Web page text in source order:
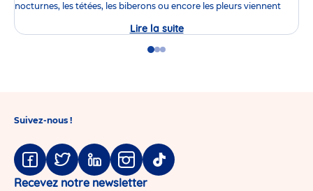
nocturnes, les tétées, les biberons ou encore les pleurs viennent
Lire la suiteSommeil
GoGoGo
Suivez-nous !
Facebook
TwitterLinkedinInstagram
Tiktok
Recevez notre newsletter